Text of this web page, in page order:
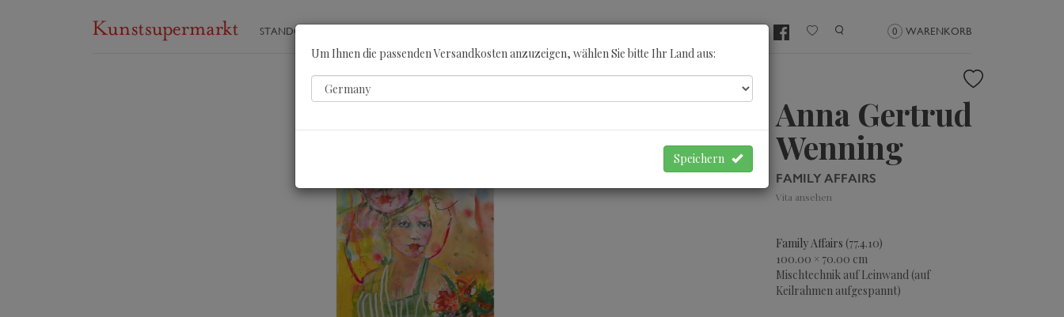
STANDORTE 0 WARENKORB
Anna Gertrud
Wenning
FAMILY AFFAIRS
Vita ansehen
Family Affairs (77.4.10)
100.00 × 70.00 cm
Mischtechnik auf Leinwand (auf
Keilrahmen aufgespannt)
Um Ihnen die passenden Versandkosten anzuzeigen, wählen Sie bitte Ihr Land aus:
Speichern